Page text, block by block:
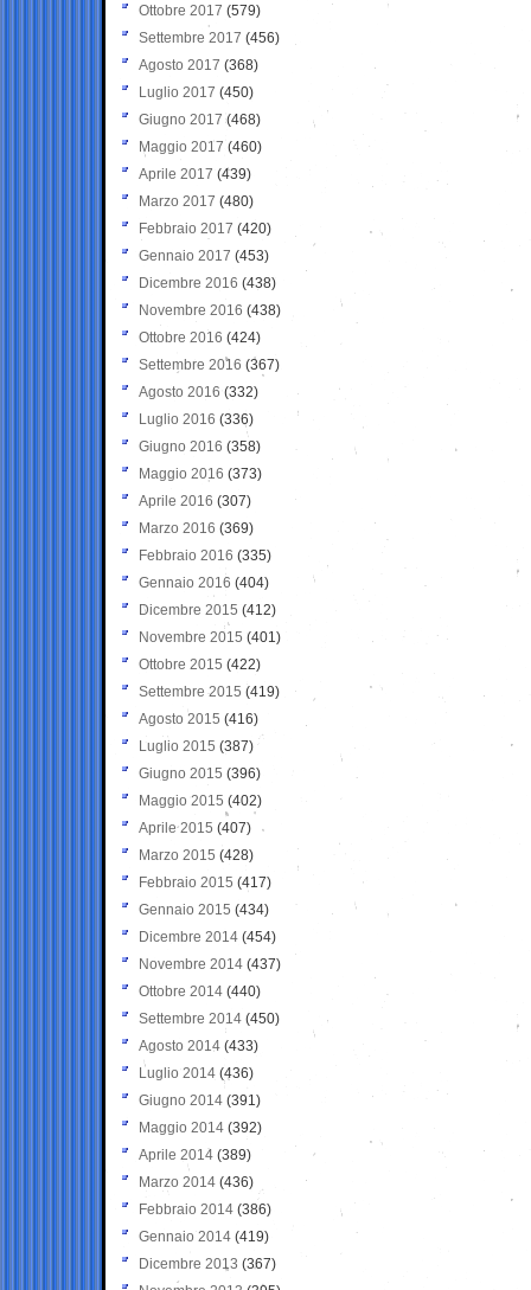
Ottobre 2017 (579)
Settembre 2017 (456)
Agosto 2017 (368)
Luglio 2017 (450)
Giugno 2017 (468)
Maggio 2017 (460)
Aprile 2017 (439)
Marzo 2017 (480)
Febbraio 2017 (420)
Gennaio 2017 (453)
Dicembre 2016 (438)
Novembre 2016 (438)
Ottobre 2016 (424)
Settembre 2016 (367)
Agosto 2016 (332)
Luglio 2016 (336)
Giugno 2016 (358)
Maggio 2016 (373)
Aprile 2016 (307)
Marzo 2016 (369)
Febbraio 2016 (335)
Gennaio 2016 (404)
Dicembre 2015 (412)
Novembre 2015 (401)
Ottobre 2015 (422)
Settembre 2015 (419)
Agosto 2015 (416)
Luglio 2015 (387)
Giugno 2015 (396)
Maggio 2015 (402)
Aprile 2015 (407)
Marzo 2015 (428)
Febbraio 2015 (417)
Gennaio 2015 (434)
Dicembre 2014 (454)
Novembre 2014 (437)
Ottobre 2014 (440)
Settembre 2014 (450)
Agosto 2014 (433)
Luglio 2014 (436)
Giugno 2014 (391)
Maggio 2014 (392)
Aprile 2014 (389)
Marzo 2014 (436)
Febbraio 2014 (386)
Gennaio 2014 (419)
Dicembre 2013 (367)